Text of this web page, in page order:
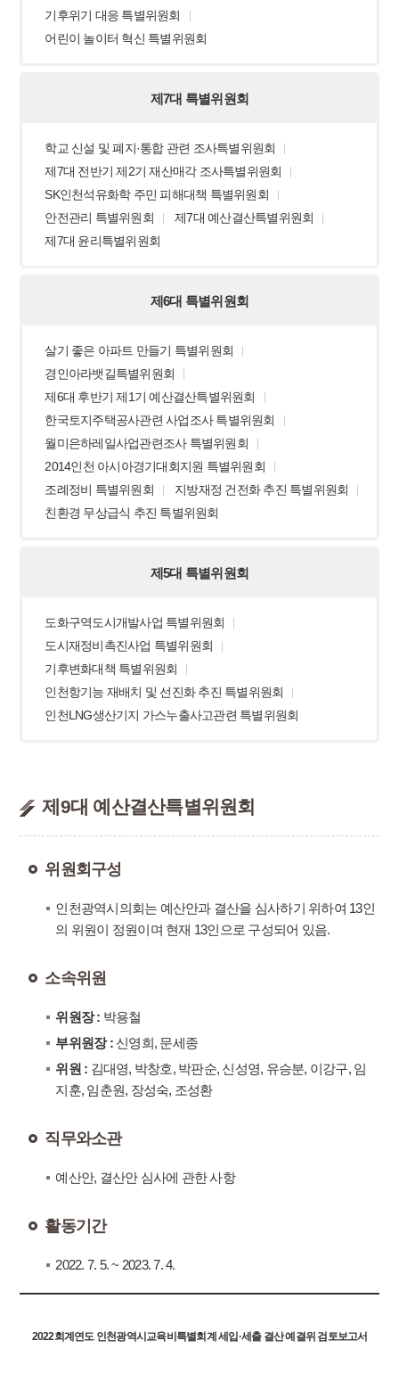
기후위기 대응 특별위원회
어린이 놀이터 혁신 특별위원회
제7대 특별위원회
학교 신설 및 폐지·통합 관련 조사특별위원회
제7대 전반기 제2기 재산매각 조사특별위원회
SK인천석유화학 주민 피해대책 특별위원회
안전관리 특별위원회
제7대 예산결산특별위원회
제7대 윤리특별위원회
제6대 특별위원회
살기 좋은 아파트 만들기 특별위원회
경인아라뱃길특별위원회
제6대 후반기 제1기 예산결산특별위원회
한국토지주택공사관련 사업조사 특별위원회
월미은하레일사업관련조사 특별위원회
2014인천 아시아경기대회지원 특별위원회
조례정비 특별위원회
지방재정 건전화 추진 특별위원회
친환경 무상급식 추진 특별위원회
제5대 특별위원회
도화구역도시개발사업 특별위원회
도시재정비촉진사업 특별위원회
기후변화대책 특별위원회
인천항기능 재배치 및 선진화 추진 특별위원회
인천LNG생산기지 가스누출사고관련 특별위원회
제9대 예산결산특별위원회
위원회구성
인천광역시의회는 예산안과 결산을 심사하기 위하여 13인
의 위원이 정원이며 현재 13인으로 구성되어 있음.
소속위원
위원장 : 박용철
부위원장 :신영희, 문세종
위원 : 김대영, 박창호, 박판순, 신성영, 유승분, 이강구, 임
지훈, 임춘원, 장성숙, 조성환
직무와소관
예산안, 결산안 심사에 관한 사항
활동기간
2022. 7. 5. ~ 2023. 7. 4.
2022회계연도 인천광역시교육비특별회계 세입·세출 결산 예결위 검토보고서